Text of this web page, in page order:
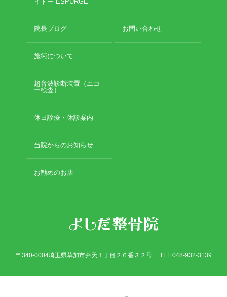
院長ブログ
施術について
超音波診断装置（エコ
ー検査）
休日診療・休診案内
当院からのお知らせ
お勧めのお店
お問い合わせ
〒340-0004埼玉県草加市弁天１丁目２６番３２号 TEL.048-932-3139